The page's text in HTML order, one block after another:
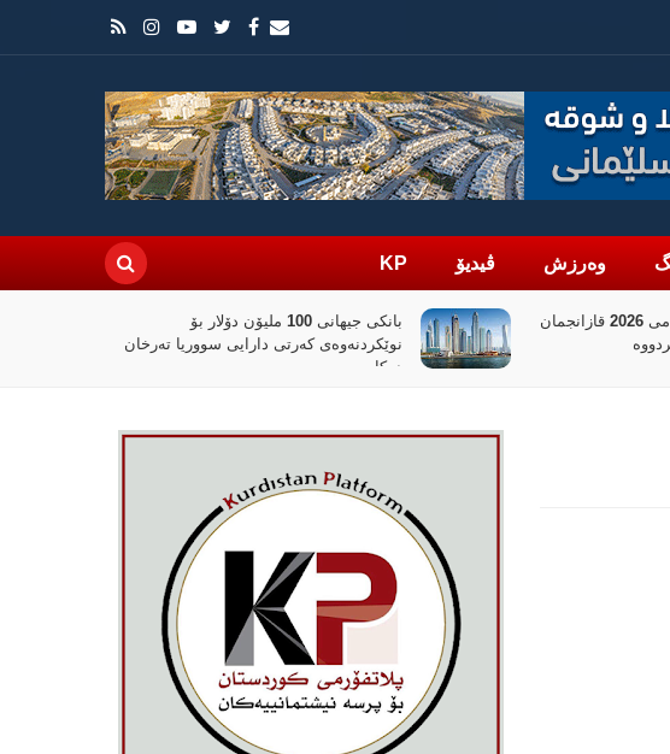
وەرزش ڤیدیۆ KP
100 ملیۆن دۆلار بۆ
سووریا تەرخان
کەمبوونەوەی مووشەکی پاتریۆت و تاد
سوپای ئەمریکا دەخاتە ژێر گوشارەوە